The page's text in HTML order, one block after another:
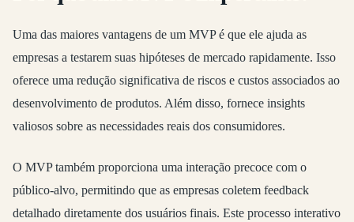
Uma das maiores vantagens de um MVP é que ele ajuda as
empresas a testarem suas hipóteses de mercado rapidamente. Isso
oferece uma redução significativa de riscos e custos associados ao
desenvolvimento de produtos. Além disso, fornece insights
valiosos sobre as necessidades reais dos consumidores.
O MVP também proporciona uma interação precoce com o
público-alvo, permitindo que as empresas coletem feedback
detalhado diretamente dos usuários finais. Este processo interativo